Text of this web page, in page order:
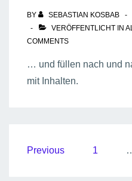
BY SEBASTIAN KOSBAB
VERÖFFENTLICHT IN
COMMENTS
… und füllen nach und
mit Inhalten.
Previous 1